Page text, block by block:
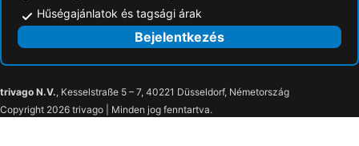
Hűségajánlatok és tagsági árak
Bejelentkezés
trivago N.V., Kesselstraße 5 – 7, 40221 Düsseldorf, Németország
Copyright 2026 trivago | Minden jog fenntartva.